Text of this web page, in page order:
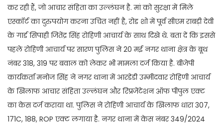
कर रही हैं, जो आचार संहिता का उल्लंघन है. मां को सुरक्षा में मिले
एस्कॉर्ट का दुरुपयोग करना उचित नहीं है, रोड शो में पूर्व सीएम राबड़ी देवी
के गार्ड सिपाही जितेंद्र सिंह रोहिणी आचार्य के साथ दिखे थे. बता दें कि इससे
पहले रोहिणी आचार्य पर सारण पुलिस ने 20 मई नगर थाना क्षेत्र के बूथ
नंबर 318, 319 पर बवाल को लेकर भी मामला दर्ज किया है. बीजेपी
कार्यकर्ता मनोज सिंह ने नगर थाना में आरडेडी उम्मीदवार रोहिणी आचार्य
के खिलाफ आचार संहिता उल्लंघन और रिप्रजेंटेशन ऑफ पीपुल एक्ट
का केस दर्ज कराया था. पुलिस ने रोहिणी आचार्य के खिलाफ धारा 307,
171C, 188, ROP एक्ट लगाया है. नगर थाना में केस नंबर 349/2024